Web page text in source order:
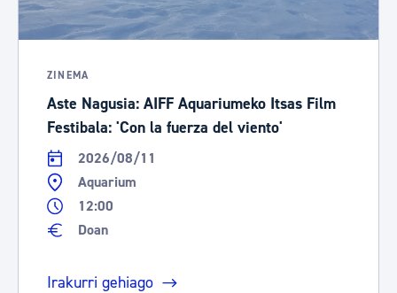
ZINEMA
Aste Nagusia: AIFF Aquariumeko Itsas Film
Festibala: 'Con la fuerza del viento'
2026/08/11
Aquarium
12:00
Doan
Irakurri gehiago